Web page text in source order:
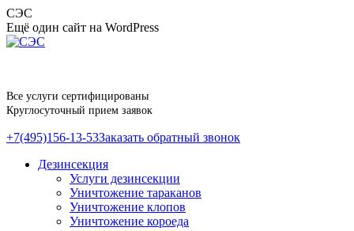
Перейти
к
содержанию
СЭС
Ещё один сайт на WordPress
Все услуги сертифицированы
Круглосуточный прием заявок
+7(495)156-13-53Заказать обратный звонок
Дезинсекция
Услуги дезинсекции
Уничтожение тараканов
Уничтожение клопов
Уничтожение короеда